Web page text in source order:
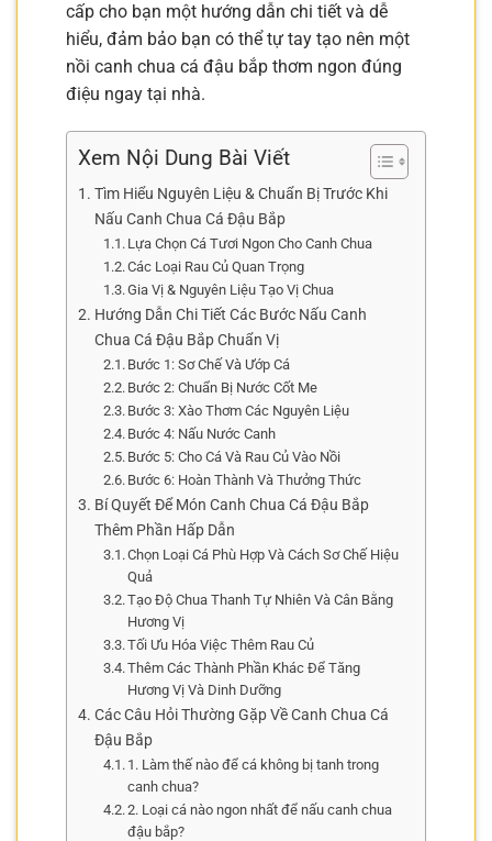
cấp cho bạn một hướng dẫn chi tiết và dễ
hiểu, đảm bảo bạn có thể tự tay tạo nên một
nồi canh chua cá đậu bắp thơm ngon đúng
điệu ngay tại nhà.
Xem Nội Dung Bài Viết
Tìm Hiểu Nguyên Liệu & Chuẩn Bị Trước Khi
Nấu Canh Chua Cá Đậu Bắp
Lựa Chọn Cá Tươi Ngon Cho Canh Chua
Các Loại Rau Củ Quan Trọng
Gia Vị & Nguyên Liệu Tạo Vị Chua
Hướng Dẫn Chi Tiết Các Bước Nấu Canh
Chua Cá Đậu Bắp Chuẩn Vị
Bước 1: Sơ Chế Và Ướp Cá
Bước 2: Chuẩn Bị Nước Cốt Me
Bước 3: Xào Thơm Các Nguyên Liệu
Bước 4: Nấu Nước Canh
Bước 5: Cho Cá Và Rau Củ Vào Nồi
Bước 6: Hoàn Thành Và Thưởng Thức
Bí Quyết Để Món Canh Chua Cá Đậu Bắp
Thêm Phần Hấp Dẫn
Chọn Loại Cá Phù Hợp Và Cách Sơ Chế Hiệu
Quả
Tạo Độ Chua Thanh Tự Nhiên Và Cân Bằng
Hương Vị
Tối Ưu Hóa Việc Thêm Rau Củ
Thêm Các Thành Phần Khác Để Tăng
Hương Vị Và Dinh Dưỡng
Các Câu Hỏi Thường Gặp Về Canh Chua Cá
Đậu Bắp
1. Làm thế nào để cá không bị tanh trong
canh chua?
2. Loại cá nào ngon nhất để nấu canh chua
đậu bắp?